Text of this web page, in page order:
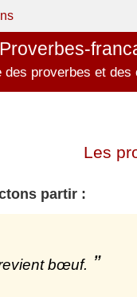
Proverbes-
des proverbes et
Les
partir :
bœuf.